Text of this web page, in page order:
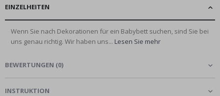
EINZELHEITEN
Wenn Sie nach Dekorationen für ein Babybett suchen, sind Sie bei
uns genau richtig. Wir haben uns... Lesen Sie mehr
BEWERTUNGEN (0)
INSTRUKTION